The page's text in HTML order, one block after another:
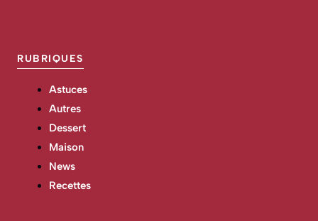
RUBRIQUES
Astuces
Autres
Dessert
Maison
News
Recettes